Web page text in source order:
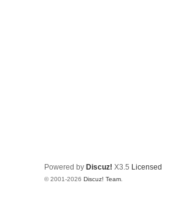
Powered by Discuz! X3.5 Licensed
© 2001-2026 Discuz! Team